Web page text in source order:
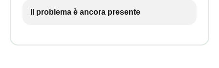
Il problema è ancora presente